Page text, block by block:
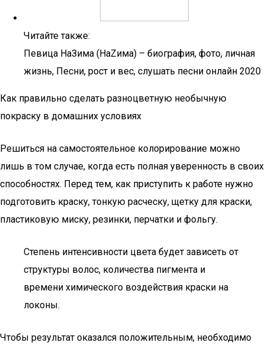
Читайте также:
Певица НаЗима (НаZима) – биография, фото, личная
жизнь, Песни, рост и вес, слушать песни онлайн 2020
Как правильно сделать разноцветную необычную
покраску в домашних условиях
Решиться на самостоятельное колорирование можно
лишь в том случае, когда есть полная уверенность в своих
способностях. Перед тем, как приступить к работе нужно
подготовить краску, тонкую расческу, щетку для краски,
пластиковую миску, резинки, перчатки и фольгу.
Степень интенсивности цвета будет зависеть от
структуры волос, количества пигмента и
времени химического воздействия краски на
локоны.
Чтобы результат оказался положительным, необходимо